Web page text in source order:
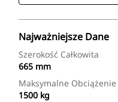
Najważniejsze Dane
Szerokość Całkowita
665 mm
Maksymalne
1500 kg